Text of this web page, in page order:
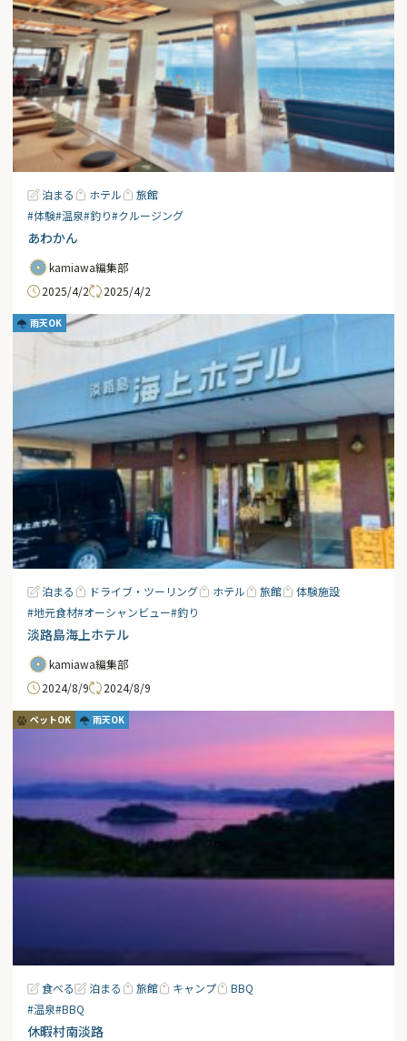
泊まる ホテル
旅館
#体験#温泉#釣り#クルージング
あわかん
kamiawa編集部
2025/4/2
2025/4/2
雨天OK
ドライブ・ツーリング ホテル 旅館
泊まる
体験施設
#地元食材#オーシャンビュー#釣り
淡路島海上ホテル
kamiawa編集部
2024/8/9
2024/8/9
ペットOK 雨天OK
食べる 泊まる 旅館 キャンプ
BBQ
#温泉#BBQ
休暇村南淡路